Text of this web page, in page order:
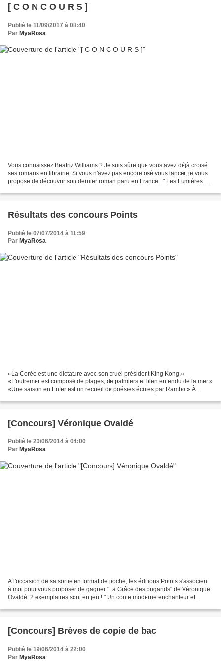
[ C O N C O U R S ]
Publié le 11/09/2017 à 08:40
Par MyaRosa
Vous connaissez Beatriz Williams ? Je suis sûre que vous avez déjà croisé
ses romans en librairie. Si vous n'avez pas encore osé vous lancer, je vous
propose de découvrir son dernier roman paru en France : " Les Lumières de
Résultats des concours Points
Publié le 07/07/2014 à 11:59
Par MyaRosa
«La Corée est une dictature avec son cruel président King Kong.»
«L'outremer est composé de plages, de palmiers et bien entendu de la mer.»
«Une saison en Enfer est un recueil de poésies écrites par Rambo.» À
[Concours] Véronique Ovaldé
Publié le 20/06/2014 à 04:00
Par MyaRosa
A l'occasion de sa sortie en format de poche, les éditions Points s'associent
à moi pour vous proposer de gagner "La Grâce des brigands" de Véronique
Ovaldé. 2 exemplaires sont en jeu ! " Un conte moderne enchanteur et
[Concours] Brèves de copie de bac
Publié le 19/06/2014 à 22:00
Par MyaRosa